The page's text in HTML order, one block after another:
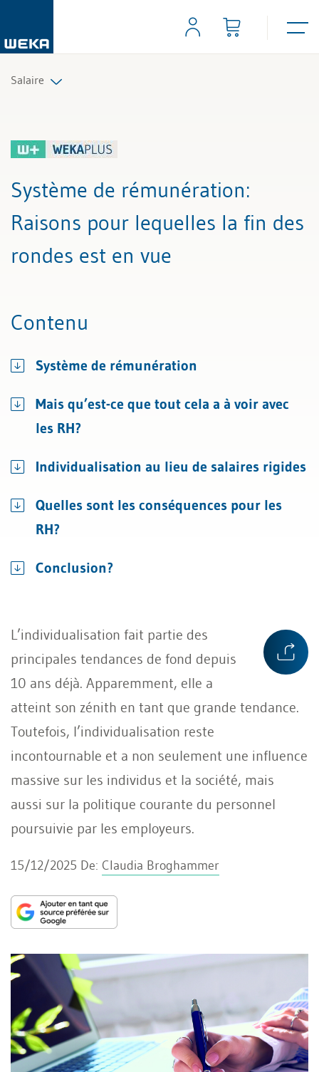
Salaire
Tous les experts
Système de rémunération:
Raisons pour lequelles la fin des
rondes est en vue
Contenu
Système de rémunération
Mais qu’est-ce que tout cela a à voir avec
les RH?
Individualisation au lieu de salaires rigides
Quelles sont les conséquences pour les
RH?
Conclusion?
L’individualisation fait partie des
principales tendances de fond depuis
10 ans déjà. Apparemment, elle a
atteint son zénith en tant que grande tendance.
Toutefois, l’individualisation reste
incontournable et a non seulement une influence
massive sur les individus et la société, mais
aussi sur la politique courante du personnel
poursuivie par les employeurs.
15/12/2025 De: Claudia Broghammer